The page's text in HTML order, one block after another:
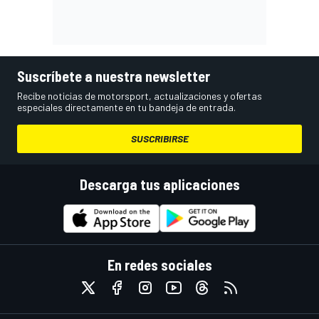
Suscríbete a nuestra newsletter
Recibe noticias de motorsport, actualizaciones y ofertas
especiales directamente en tu bandeja de entrada.
SUSCRIBIRSE
Descarga tus aplicaciones
En redes sociales